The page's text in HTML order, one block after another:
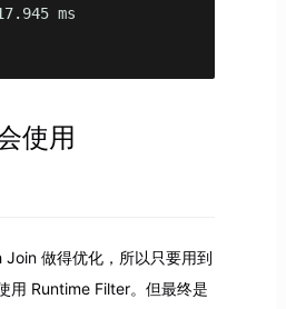
ms
使用
做得优化，所以只要用到
用 Runtime Filter。但最终是